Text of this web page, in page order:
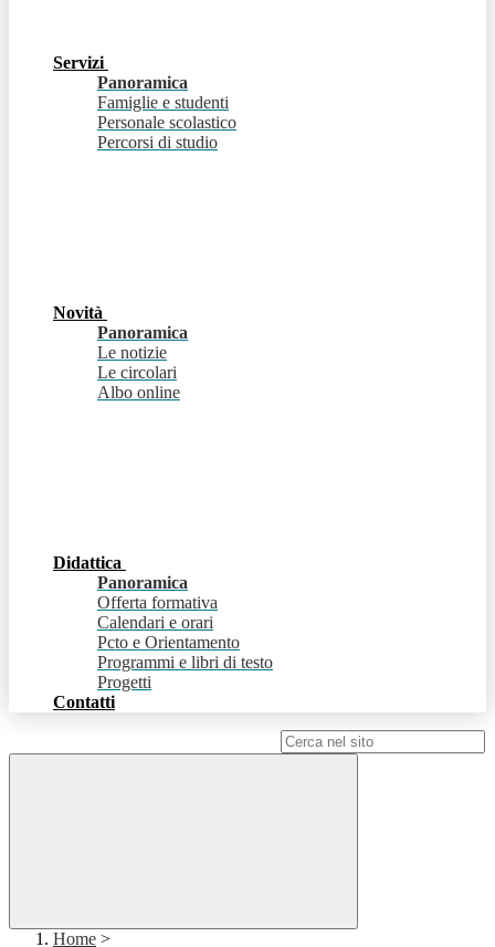
Servizi
Panoramica
Famiglie e studenti
Personale scolastico
Percorsi di studio
Novità
Panoramica
Le notizie
Le circolari
Albo online
Didattica
Panoramica
Offerta formativa
Calendari e orari
Pcto e Orientamento
Programmi e libri di testo
Progetti
Contatti
Home >